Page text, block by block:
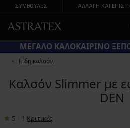
ΣΥΜΒΟΥΛΕΣ ΑΛΛΑΓΉ ΚΑΙ
ΜΕΓΑΛΟ ΚΑΛΟΚΑΙΡΙΝΟ
Είδη καλσόν
Καλσόν Slimmer με
DEN
5 1 Κριτικές